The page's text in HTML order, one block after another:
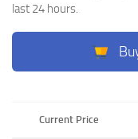
last 24 hours.
Current Price